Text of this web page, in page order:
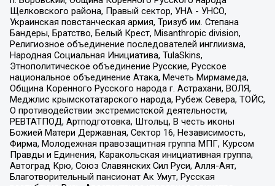
Щелковского района, Правый сектор, УНА - УНСО,
Украинская повстанческая армия, Тризуб им. Степана
Бандеры, Братство, Белый Крест, Misanthropic division,
Религиозное объединение последователей инглиизма,
Народная Социальная Инициатива, TulaSkins,
Этнополитическое объединение Русские, Русское
национальное объединение Атака, Мечеть Мирмамеда,
Община Коренного Русского народа г. Астрахани, ВОЛЯ,
Меджлис крымскотатарского народа, Рубеж Севера, ТОЙС,
О противодействии экстремистской деятельности,
РЕВТАТПОД, Артподготовка, Штольц, В честь иконы
Божией Матери Державная, Сектор 16, Независимость,
Фирма, Молодежная правозащитная группа МПГ, Курсом
Правды и Единения, Каракольская инициативная группа,
Автоград Крю, Союз Славянских Сил Руси, Алля-Аят,
Благотворительный пансионат Ак Умут, Русская